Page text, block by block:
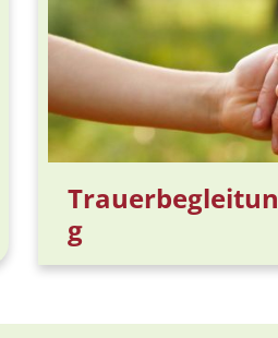
Trauerbegleitun
g